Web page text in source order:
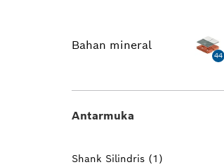
Bahan mineral
44
Antarmuka
Shank Silindris (1)